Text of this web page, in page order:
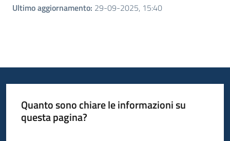
Ultimo aggiornamento: 29-09-2025, 15:40
Quanto sono chiare le informazioni su
questa pagina?